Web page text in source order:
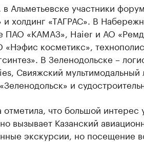
Альметьевске участники
и холдинг «ТАГРАС». В
ПАО «КАМАЗ», Haier и АО
«Нэфис косметикс»,
В Зеленодольске –
Свияжский мультимодальный
и
что большой интерес
вызывает Казанский
экскурсии, но посещение